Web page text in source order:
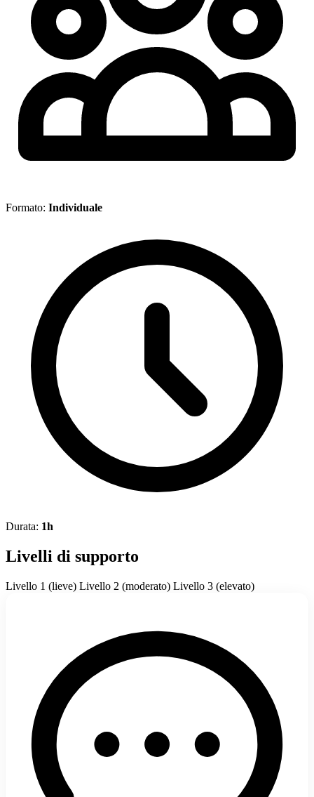
Formato: Individuale
Durata: 1h
Livelli di supporto
Livello 1 (lieve) Livello 2 (moderato) Livello 3 (elevato)